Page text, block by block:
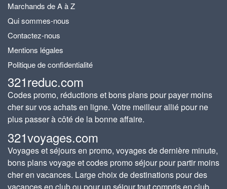
Marchands de A à Z
Qui sommes-nous
Contactez-nous
Mentions légales
Politique de confidentialité
321reduc.com
Codes promo, réductions et bons plans pour payer moins
cher sur vos achats en ligne. Votre meilleur allié pour ne
plus passer à côté de la bonne affaire.
321voyages.com
Voyages et séjours en promo, voyages de dernière minute,
bons plans voyage et codes promo séjour pour partir moins
cher en vacances. Large choix de destinations pour des